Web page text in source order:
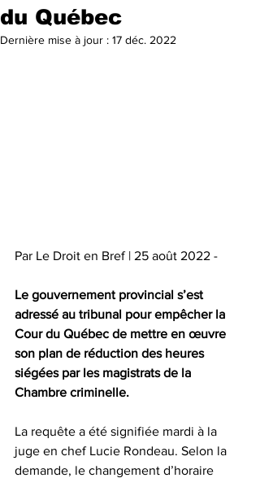
du Québec
Dernière mise à jour : 17 déc. 2022
Par Le Droit en Bref | 25 août 2022 -
Le gouvernement provincial s’est
adressé au tribunal pour empêcher la
Cour du Québec de mettre en œuvre
son plan de réduction des heures
siégées par les magistrats de la
Chambre criminelle.
La requête a été signifiée mardi à la
juge en chef Lucie Rondeau. Selon la
demande, le changement d’horaire